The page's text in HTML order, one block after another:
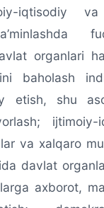
iqtisodiy va
organlari
baholash
etish, shu
va xalqaro
davlat
axborot,